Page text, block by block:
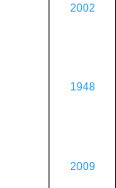
2002
1948
2009